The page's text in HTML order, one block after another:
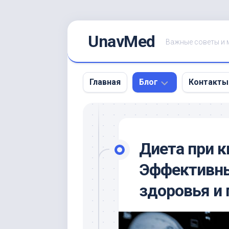
UnavMed Важные советы и
Главная Блог
Симптомы,
и
Лечение
|
Онкоцентр
Москва
Контакты
Диета при
здоровья и